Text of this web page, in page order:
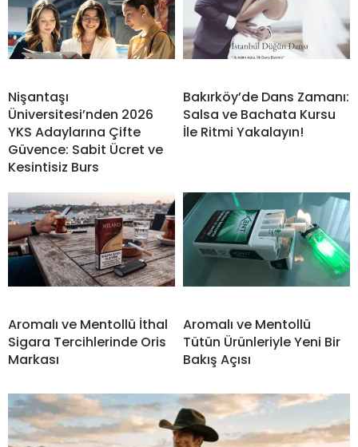
Nişantaşı
Üniversitesi’nden 2026
YKS Adaylarına Çifte
Güvence: Sabit Ücret ve
Kesintisiz Burs
Bakırköy’de Dans Zamanı:
Salsa ve Bachata Kursu
İle Ritmi Yakalayın!
Aromalı ve Mentollü İthal
Sigara Tercihlerinde Oris
Markası
Aromalı ve Mentollü
Tütün Ürünleriyle Yeni Bir
Bakış Açısı